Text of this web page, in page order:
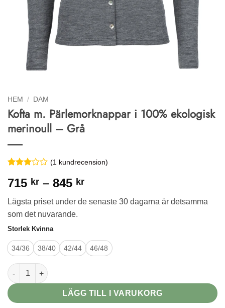
HEM / DAM
Kofta m. Pärlemorknappar i 100% ekologisk
merinoull – Grå
3av 5
baserat
på
kundrecension
(1 kundrecension)
715 kr – 845 krPrisintervall:
till
Lägsta priset under de senaste 30 dagarna är detsamma
som det nuvarande.
Storlek Kvinna
34/36 38/40 42/44 46/48
Kofta m. Pärlemorknappar i 100% ekologisk merinoull – Grå
LÄGG TILL I VARUKORG